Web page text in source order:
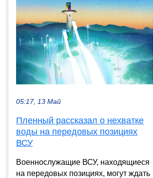
05:17, 13 Май
Пленный рассказал о нехватке
воды на передовых позициях
ВСУ
Военнослужащие ВСУ, находящиеся
на передовых позициях, могут ждать